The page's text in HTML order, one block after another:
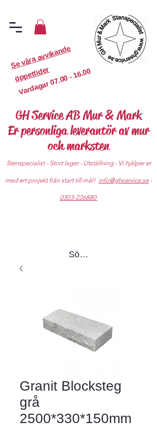
S
e
v
år
a
a
v
vi
k
a
n
d
e
ö
p
p
etti
d
er
Vardagar
07.00 - 16.00
GH Service AB Mur & Mark
Er personliga leverantör av mur
och marksten
Stenspecialist - Stort lager - Utställning - Vi hjälper er
med ert projekt från start till mål! info@ghservice.se-
0303-226880
Sök produkter
Granit Blocksteg
grå
2500*330*150mm